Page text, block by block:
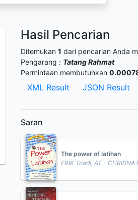
Hasil Pencarian
Ditemukan 1 dari pencarian Anda
Pengarang : Tatang Rahmat
Permintaan membutuhkan
XML Result JSON Result
Saran
The power of latihan
ERIK Triadi, AT - CHRISNA